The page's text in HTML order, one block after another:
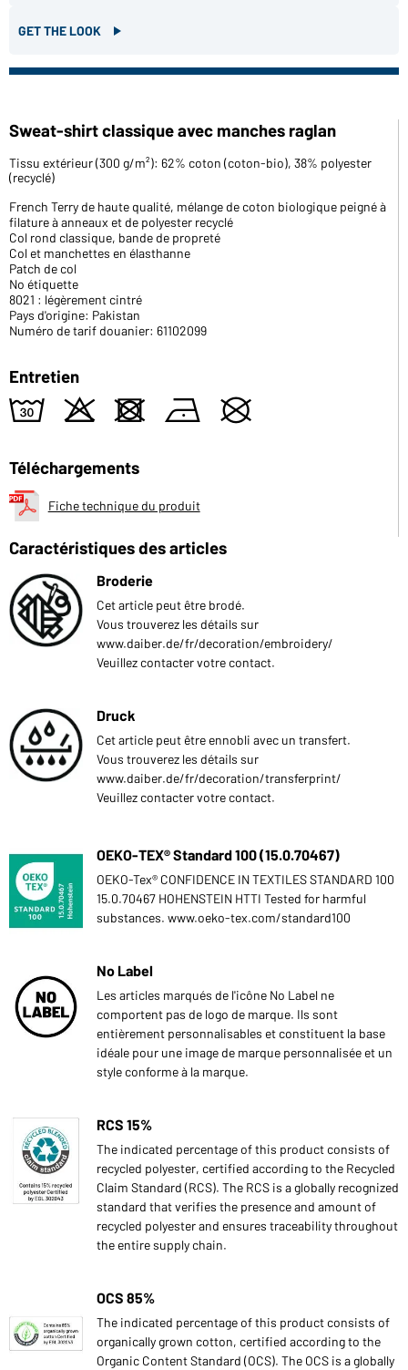
GET THE LOOK
Sweat-shirt classique avec manches raglan
Tissu extérieur (300 g/m²): 62% coton (coton-bio), 38% polyester
(recyclé)
French Terry de haute qualité, mélange de coton biologique peigné à
filature à anneaux et de polyester recyclé
Col rond classique, bande de propreté
Col et manchettes en élasthanne
Patch de col
No étiquette
8021 : légèrement cintré
Pays d'origine: Pakistan
Numéro de tarif douanier: 61102099
Entretien
w o d n U
Téléchargements
Fiche technique du produit
Caractéristiques des articles
Broderie
Cet article peut être brodé.
Vous trouverez les détails sur
www.daiber.de/fr/decoration/embroidery/
Veuillez contacter votre contact.
Druck
Cet article peut être ennobli avec un transfert.
Vous trouverez les détails sur
www.daiber.de/fr/decoration/transferprint/
Veuillez contacter votre contact.
OEKO-TEX® Standard 100 (15.0.70467)
OEKO-Tex® CONFIDENCE IN TEXTILES STANDARD 100
15.0.70467 HOHENSTEIN HTTI Tested for harmful
substances. www.oeko-tex.com/standard100
No Label
Les articles marqués de l'icône No Label ne
comportent pas de logo de marque. Ils sont
entièrement personnalisables et constituent la base
idéale pour une image de marque personnalisée et un
style conforme à la marque.
RCS 15%
The indicated percentage of this product consists of
recycled polyester, certified according to the Recycled
Claim Standard (RCS). The RCS is a globally recognized
standard that verifies the presence and amount of
recycled polyester and ensures traceability throughout
the entire supply chain.
OCS 85%
The indicated percentage of this product consists of
organically grown cotton, certified according to the
Organic Content Standard (OCS). The OCS is a globally